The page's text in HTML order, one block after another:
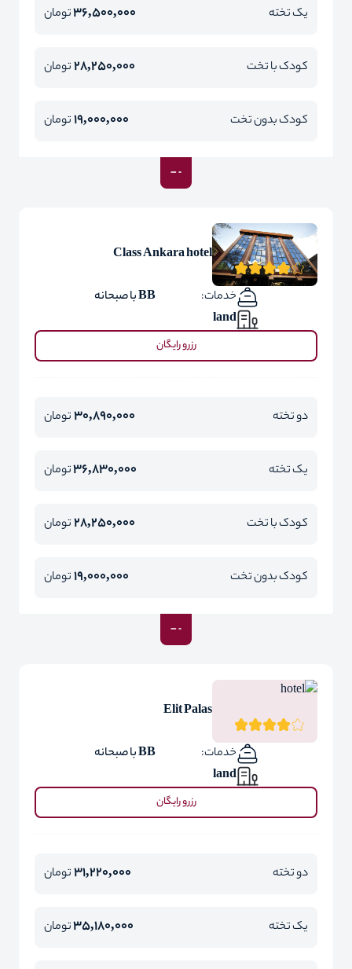
یک تخته 36,500,000تومان
کودک با تخت 28,250,000تومان
کودک بدون تخت 19,000,000تومان
Class Ankara hotel
خدمات:
BB با صبحانه
land
رزرو رایگان
دو تخته 30,890,000تومان
یک تخته 36,830,000تومان
کودک با تخت 28,250,000تومان
کودک بدون تخت 19,000,000تومان
Elit Palas
خدمات:
BB با صبحانه
land
رزرو رایگان
دو تخته 31,220,000تومان
یک تخته 35,180,000تومان